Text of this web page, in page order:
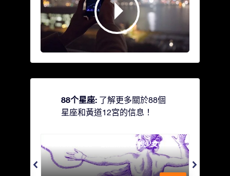
88个星座: 了解更多關於88個
星座和黃道12宮的信息！
Andromeda - 被鐵鍊鎖著的少女